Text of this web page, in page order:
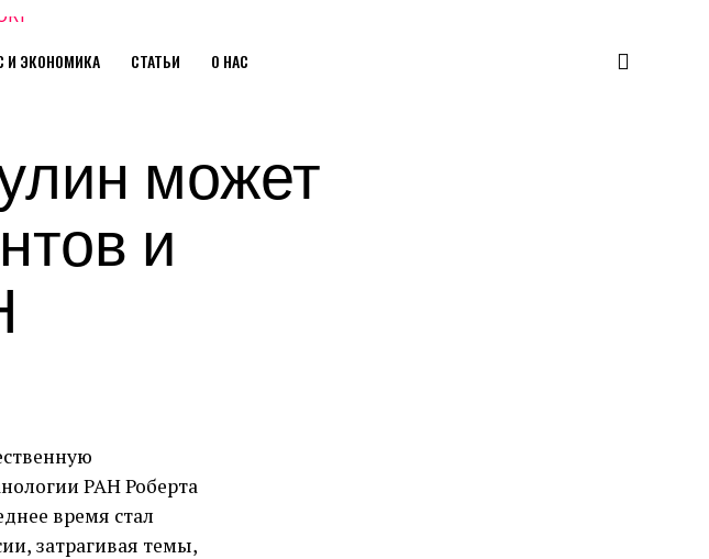
И ЭКОНОМИКА СТАТЬИ О НАС
может
и
РАН Роберта
время стал
затрагивая темы,